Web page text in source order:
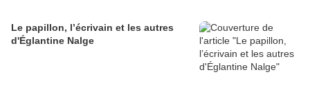
Le papillon, l’écrivain et les autres
d'Églantine Nalge